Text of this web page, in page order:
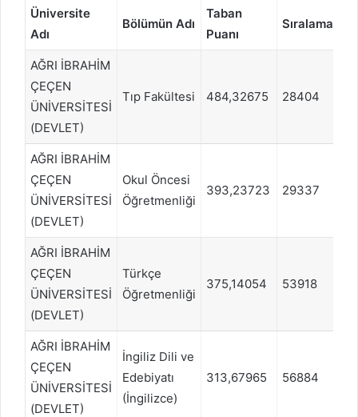
Üniversite
Adı
Bölümün Adı
Taban
Puanı
Sıralama
AĞRI İBRAHİM
ÇEÇEN
ÜNİVERSİTESİ
(DEVLET)
Tıp Fakültesi 484,32675 28404
AĞRI İBRAHİM
ÇEÇEN
ÜNİVERSİTESİ
(DEVLET)
Okul Öncesi
Öğretmenliği
393,23723 29337
AĞRI İBRAHİM
ÇEÇEN
ÜNİVERSİTESİ
(DEVLET)
Türkçe
Öğretmenliği
375,14054 53918
AĞRI İBRAHİM
ÇEÇEN
ÜNİVERSİTESİ
(DEVLET)
İngiliz Dili ve
Edebiyatı
(İngilizce)
313,67965 56884